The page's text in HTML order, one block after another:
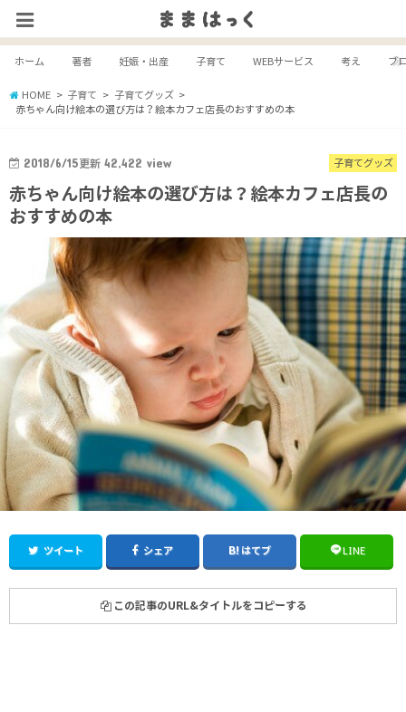
ホーム 著者 妊娠・出産 子育て WEBサービス 考え ブ
HOME 子育て
子育てグッズ
赤ちゃん向け絵本の選び方は？絵本カフェ店長のおすすめの本
子育てグッズ
2018/6/15更新 42,422 view
赤ちゃん向け絵本の選び方は？絵本カフェ店長の
おすすめの本
ツイート シェア はてブ LINE
この記事のURL&タイトルをコピーする